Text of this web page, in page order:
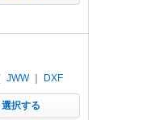
JWW｜ DXF
選択する